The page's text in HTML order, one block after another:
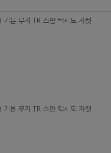
기본 무지 TR 스판 턱시도 자켓
기본 무지 TR 스판 턱시도 자켓